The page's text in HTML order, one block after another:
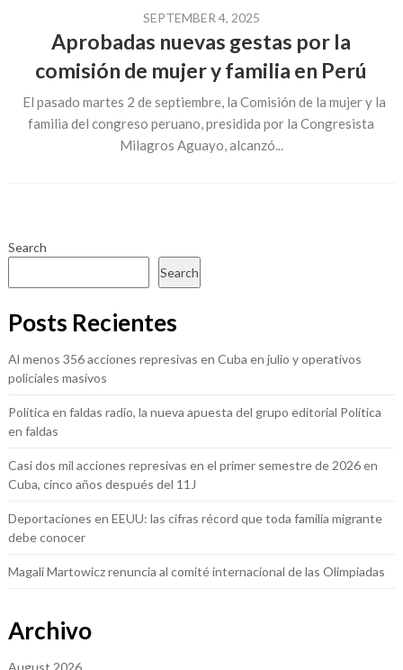
SEPTEMBER 4, 2025
Aprobadas nuevas gestas por la
comisión de mujer y familia en Perú
El pasado martes 2 de septiembre, la Comisión de la mujer y la
familia del congreso peruano, presidida por la Congresista
Milagros Aguayo, alcanzó...
Search
Search
Posts Recientes
Al menos 356 acciones represivas en Cuba en julio y operativos
policiales masivos
Política en faldas radio, la nueva apuesta del grupo editorial Política
en faldas
Casi dos mil acciones represivas en el primer semestre de 2026 en
Cuba, cinco años después del 11J
Deportaciones en EEUU: las cifras récord que toda familia migrante
debe conocer
Magali Martowicz renuncia al comité internacional de las Olimpiadas
Archivo